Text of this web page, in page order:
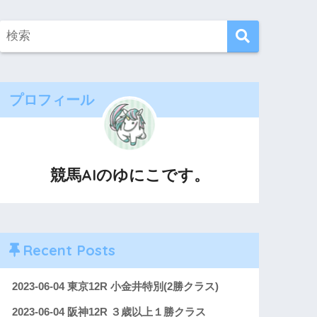
プロフィール
競馬AIのゆにこです。
Recent Posts
2023-06-04 東京12R 小金井特別(2勝クラス)
2023-06-04 阪神12R ３歳以上１勝クラス